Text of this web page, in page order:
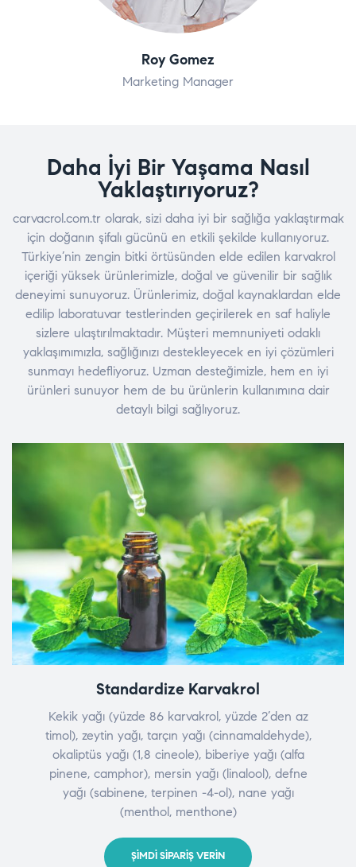
Roy Gomez
Marketing Manager
Daha İyi Bir Yaşama Nasıl
Yaklaştırıyoruz?
carvacrol.com.tr olarak, sizi daha iyi bir sağlığa yaklaştırmak
için doğanın şifalı gücünü en etkili şekilde kullanıyoruz.
Türkiye’nin zengin bitki örtüsünden elde edilen karvakrol
içeriği yüksek ürünlerimizle, doğal ve güvenilir bir sağlık
deneyimi sunuyoruz. Ürünlerimiz, doğal kaynaklardan elde
edilip laboratuvar testlerinden geçirilerek en saf haliyle
sizlere ulaştırılmaktadır. Müşteri memnuniyeti odaklı
yaklaşımımızla, sağlığınızı destekleyecek en iyi çözümleri
sunmayı hedefliyoruz. Uzman desteğimizle, hem en iyi
ürünleri sunuyor hem de bu ürünlerin kullanımına dair
detaylı bilgi sağlıyoruz.
Standardize Karvakrol
Kekik yağı (yüzde 86 karvakrol, yüzde 2’den az
timol), zeytin yağı, tarçın yağı (cinnamaldehyde),
okaliptüs yağı (1,8 cineole), biberiye yağı (alfa
pinene, camphor), mersin yağı (linalool), defne
yağı (sabinene, terpinen -4-ol), nane yağı
(menthol, menthone)
ŞIMDI SIPARIŞ VERIN